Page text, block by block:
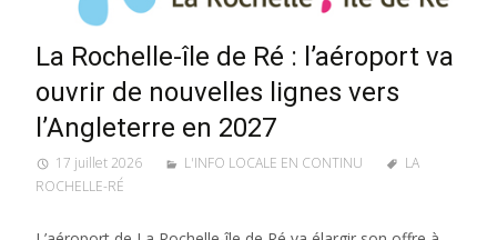
La Rochelle-île de Ré : l’aéroport va
ouvrir de nouvelles lignes vers
l’Angleterre en 2027
17 juillet 2026 L'INFO LOCALE EN CONTINU
LA
ROCHELLE-RÉ